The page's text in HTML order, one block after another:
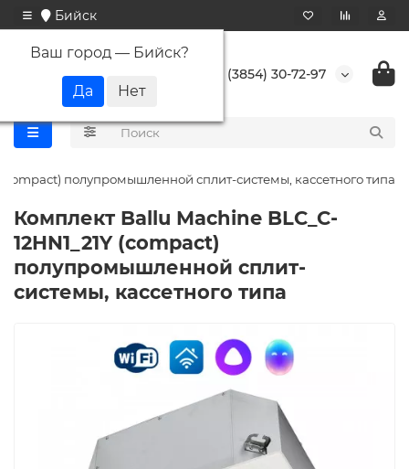
Бийск
Ваш город — Бийск?
+7 (3854) 30-72-97
полупромышленной сплит-системы, кассетного типа
Комплект Ballu Machine BLC_C-
12HN1_21Y (compact)
полупромышленной сплит-
системы, кассетного типа